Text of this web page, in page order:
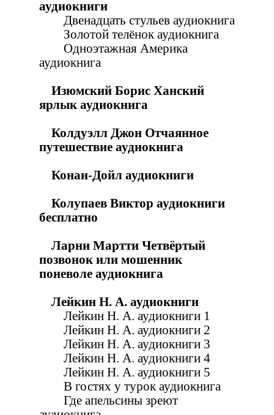
аудиокниги
Двенадцать стульев аудиокнига
Золотой телёнок аудиокнига
Одноэтажная Америка
аудиокнига
Изюмский Борис Ханский
ярлык аудиокнига
Колдуэлл Джон Отчаянное
путешествие аудиокнига
Конан-Дойл аудиокниги
Колупаев Виктор аудиокниги
бесплатно
Ларни Мартти Четвёртый
позвонок или мошенник
поневоле аудиокнига
Лейкин Н. А. аудиокниги
Лейкин Н. А. аудиокниги 1
Лейкин Н. А. аудиокниги 2
Лейкин Н. А. аудиокниги 3
Лейкин Н. А. аудиокниги 4
Лейкин Н. А. аудиокниги 5
В гостях у турок аудиокнига
Где апельсины зреют